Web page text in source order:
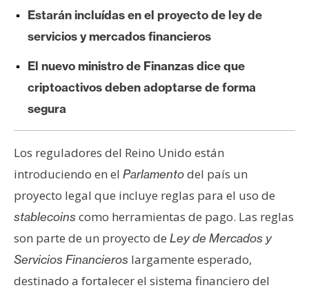
r
e
A
á
l
i
s
Estarán incluídas en el proyecto de ley de
servicios y mercados financieros
El nuevo ministro de Finanzas dice que
criptoactivos deben adoptarse de forma
segura
Los reguladores del Reino Unido están
introduciendo en el Parlamentodel país un
proyecto legal que incluye reglas para el uso de
stablecoins como herramientas de pago. Las reglas
son parte de un proyecto de Ley de Mercados y
Servicios Financieros largamente esperado,
destinado a fortalecer el sistema financiero del